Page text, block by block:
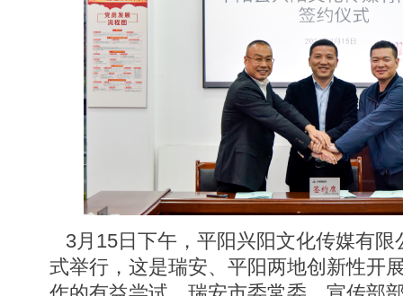
3月15日下午，平阳兴阳文化传媒有限
式举行，这是瑞安、平阳两地创新性开